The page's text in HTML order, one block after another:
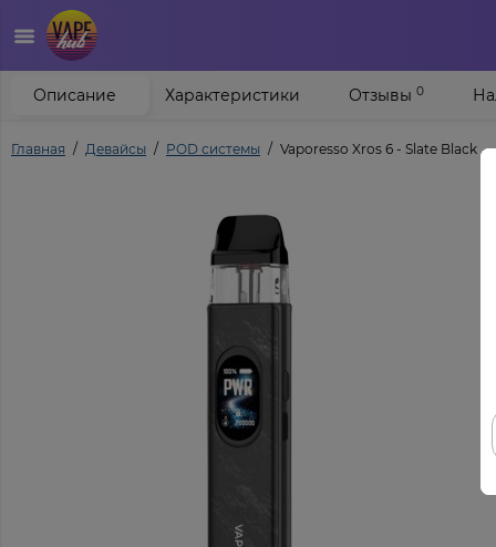
Главная Девайсы POD системы Vaporesso Xros 6 - Slate Black
Описание Характеристики Отзывы 0